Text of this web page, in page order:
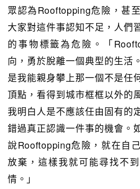
眾認為Rooftopping危險，甚
大家對這件事認知不足，人們
的事物標籤為危險。「
向，勇於脫離一個典型的生活
是我能親身攀上那一個不是任
頂點，看得到城市框框以外的
我明白人是不應該任由固有的
錯過真正認識一件事的機會。
說Rooftopping危險，就在自
放棄，這樣我就可能尋找不
情。」